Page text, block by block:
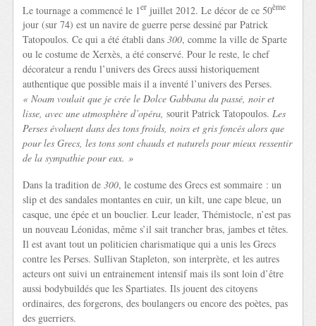
Le tournage a commencé le 1er juillet 2012. Le décor de ce 50ème
jour (sur 74) est un navire de guerre perse dessiné par Patrick
Tatopoulos. Ce qui a été établi dans300, comme la ville de Sparte
ou le costume de Xerxès, a été conservé. Pour le reste, le chef
décorateur a rendu l’univers des Grecs aussi historiquement
authentique que possible mais il a inventé l’univers des Perses.
« Noam voulait que je crée le Dolce Gabbana du passé, noir et
lisse, avec une atmosphère d’opéra, sourit Patrick Tatopoulos.Les
Perses évoluent dans des tons froids, noirs et gris foncés alors que
pour les Grecs, les tons sont chauds et naturels pour mieux ressentir
de la sympathie pour eux. »
Dans la tradition de300, le costume des Grecs est sommaire : un
slip et des sandales montantes en cuir, un kilt, une cape bleue, un
casque, une épée et un bouclier. Leur leader, Thémistocle, n’est pas
un nouveau Léonidas, même s’il sait trancher bras, jambes et têtes.
Il est avant tout un politicien charismatique qui a unis les Grecs
contre les Perses. Sullivan Stapleton, son interprète, et les autres
acteurs ont suivi un entrainement intensif mais ils sont loin d’être
aussi bodybuildés que les Spartiates. Ils jouent des citoyens
ordinaires, des forgerons, des boulangers ou encore des poètes, pas
des guerriers.